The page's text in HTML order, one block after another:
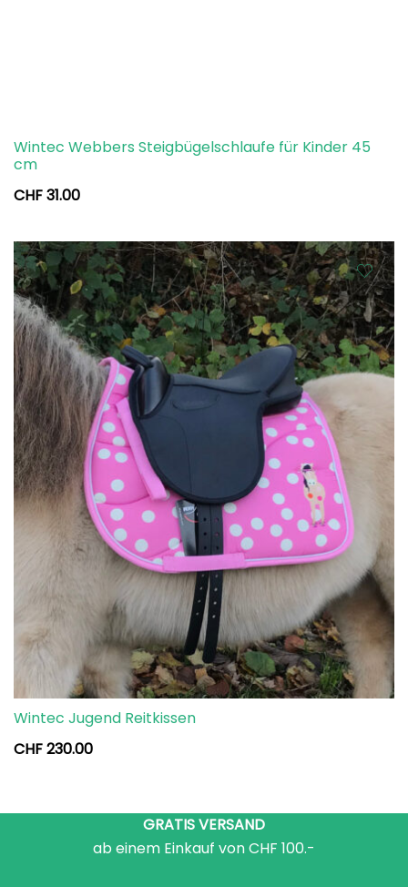
Wintec Webbers Steigbügelschlaufe für Kinder 45
cm
CHF31.00
Wintec Jugend Reitkissen
CHF230.00
GRATIS VERSAND
ab einem Einkauf von CHF 100.-